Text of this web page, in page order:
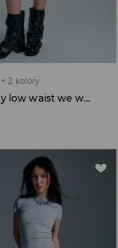
+ 2 kolory
Mikroszorty low waist we wzór camo